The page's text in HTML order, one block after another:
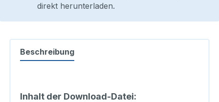
direkt herunterladen.
Beschreibung
Inhalt der Download-Datei: